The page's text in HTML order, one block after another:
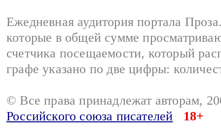
Ежедневная аудитория портала
которые в общей сумме
счетчика посещаемости, который
графе указано по две цифры:
© Все права принадлежат авторам,
Российского союза писателей
18+